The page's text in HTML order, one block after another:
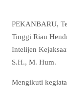
PEKANBARU,
Tinggi Riau
Intelijen
S.H., M. Hum.
Mengikuti